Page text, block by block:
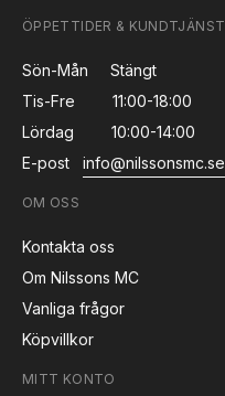
ÖPPETTIDER & KUNDTJÄNST
Sön-Mån
Stängt
Tis-Fre
11:00-18:00
Lördag
10:00-14:00
E-post
info@nilssonsmc.se
OM OSS
Kontakta oss
Om Nilssons MC
Vanliga frågor
Köpvillkor
MITT KONTO